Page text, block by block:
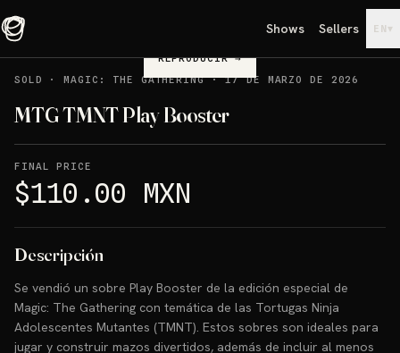
Shows Sellers EN ▾
REPRODUCIR→
SOLD
·MAGIC: THE GATHERING·17 DE MARZO DE 2026
MTG TMNT Play Booster
FINAL PRICE
$110.00 MXN
Descripción
Se vendió un sobre Play Booster de la edición especial de
Magic: The Gathering con temática de las Tortugas Ninja
Adolescentes Mutantes (TMNT). Estos sobres son ideales para
jugar y construir mazos divertidos, además de incluir al menos